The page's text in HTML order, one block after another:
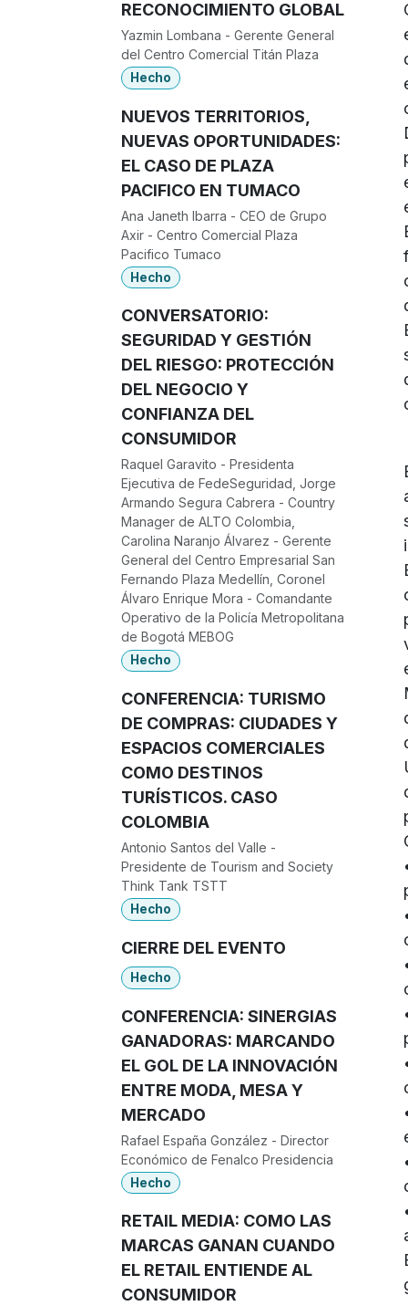
RECONOCIMIENTO GLOBAL
Yazmin Lombana - Gerente General
del Centro Comercial Titán Plaza
Hecho
NUEVOS TERRITORIOS,
NUEVAS OPORTUNIDADES:
EL CASO DE PLAZA
PACIFICO EN TUMACO
Ana Janeth Ibarra - CEO de Grupo
Axir - Centro Comercial Plaza
Pacifico Tumaco
Hecho
CONVERSATORIO:
SEGURIDAD Y GESTIÓN
DEL RIESGO: PROTECCIÓN
DEL NEGOCIO Y
CONFIANZA DEL
CONSUMIDOR
Raquel Garavito - Presidenta
Ejecutiva de FedeSeguridad, Jorge
Armando Segura Cabrera - Country
Manager de ALTO Colombia,
Carolina Naranjo Álvarez - Gerente
General del Centro Empresarial San
Fernando Plaza Medellín, Coronel
Álvaro Enrique Mora - Comandante
Operativo de la Policía Metropolitana
de Bogotá MEBOG
Hecho
CONFERENCIA: TURISMO
DE COMPRAS: CIUDADES Y
ESPACIOS COMERCIALES
COMO DESTINOS
TURÍSTICOS. CASO
COLOMBIA
Antonio Santos del Valle -
Presidente de Tourism and Society
Think Tank TSTT
Hecho
CIERRE DEL EVENTO
Hecho
CONFERENCIA: SINERGIAS
GANADORAS: MARCANDO
EL GOL DE LA INNOVACIÓN
ENTRE MODA, MESA Y
MERCADO
Rafael España González - Director
Económico de Fenalco Presidencia
Hecho
RETAIL MEDIA: COMO LAS
MARCAS GANAN CUANDO
EL RETAIL ENTIENDE AL
CONSUMIDOR